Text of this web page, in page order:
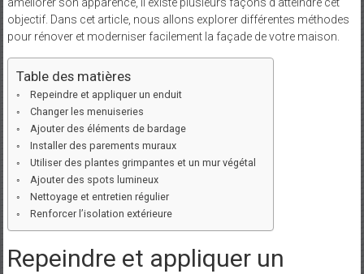
objectif. Dans cet article, nous allons explorer différentes méthodes
pour rénover et moderniser facilement la façade de votre maison.
Table des matières
Repeindre et appliquer un enduit
Changer les menuiseries
Ajouter des éléments de bardage
Installer des parements muraux
Utiliser des plantes grimpantes et un mur végétal
Ajouter des spots lumineux
Nettoyage et entretien régulier
Renforcer l’isolation extérieure
Repeindre et appliquer un